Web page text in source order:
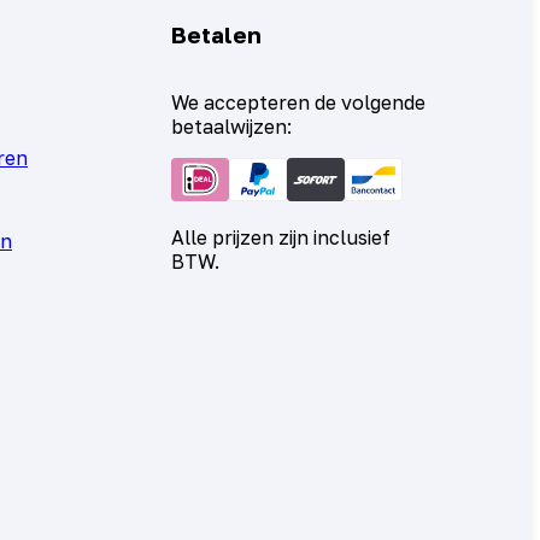
Betalen
We accepteren de volgende
betaalwijzen:
Alle prijzen zijn inclusief
BTW.